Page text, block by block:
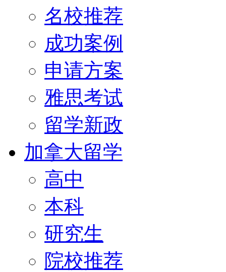
名校推荐
成功案例
申请方案
雅思考试
留学新政
加拿大留学
高中
本科
研究生
院校推荐